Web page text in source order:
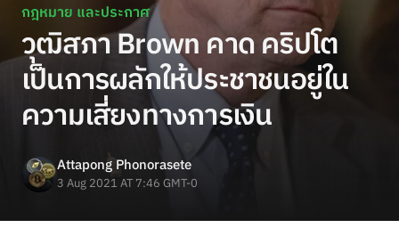
กฎหมาย และประกาศ
วุฒิสภา Brown คาด คริปโต
เป็นการผลักให้ประชาชนอยู่ใน
ความเสี่ยงทางการเงิน
Attapong Phonorasete
3 Aug 2021 AT 7:46 GMT-0